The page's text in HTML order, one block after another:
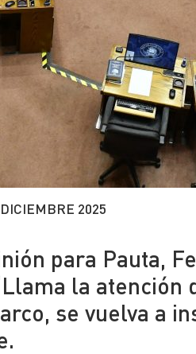
2025
para Pauta,
la
se vuelva a